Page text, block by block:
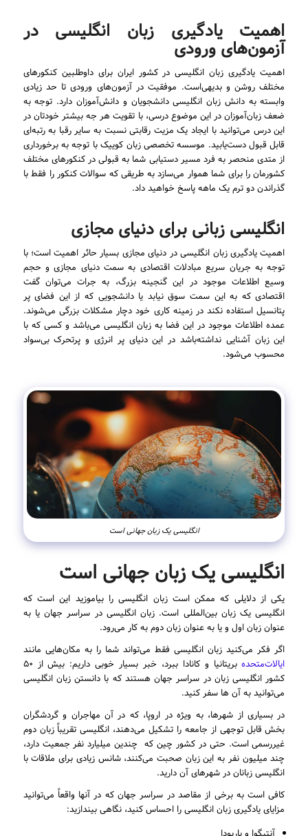
اهمیت یادگیری زبان انگلیسی در
آزمون‌های ورودی
اهمیت یادگیری زبان انگلیسی در کشور ایران برای داوطلبین کنکورهای
مختلف روشن و بدیهی‌است. موفقیت در آزمون‌های ورودی تا حد زیادی
وابسته به دانش زبان انگلیسی دانشجویان و دانش‌آموزان دارد. توجه به
ضعف زبان‌آموزان در این موضوع درسی، با تقویت هر جه بیشتر خودتان در
این درس می‌توانید با ایجاد یک مزیت رقابتی نسبت به سایر رقبا به رتبه‌ای
قابل قبول دست‌یابید. موسسه تخصصی زبان کوییک با توجه به برخورداری
از متدی منحصر به فرد مسیر دستیابی شما به قبولی در کنکورهای مختلف
کشورمان را برای شما هموار می‌سازد به طریقی که سوالات کنکور را فقط با
گذراندن دو ترم یک ماهه پاسخ خواهید‌ داد.
انگلیسی زبانی برای دنیای مجازی
اهمیت یادگیری زبان انگلیسی در دنیای مجازی بسیار حائر اهمیت است؛ با
توجه به جریان سریع مبادلات اقتصادی به سمت دنیای مجازی و حجم
وسیع اطلاعات موجود در این گنجینه بزرگ، به جرات می‌توان گفت
اقتصادی که به این سمت سوق نیابد یا دانشجویی که از این فضای پر
پتانسیل استفاده نکند در زمینه کاری خود دچار مشکلات بزرگی می‌شوند.
عمده اطلاعات موجود در این فضا به زبان انگلیسی می‌باشد و کسی که با
این زبان آشنایی نداشته‌باشد در این دنیای پر انرژی و پرتحرک بی‌سواد
محسوب می‌شود.
انگلیسی یک زبان جهانی است
انگلیسی یک زبان جهانی است
یکی از دلایلی که ممکن است زبان انگلیسی را بیاموزید این است که
انگلیسی یک زبان بین‌المللی است. زبان انگلیسی در سراسر جهان یا به
عنوان زبان اول و یا به عنوان زبان دوم به کار می‌رود.
اگر فکر می‌کنید زبان انگلیسی فقط می‌تواند شما را به مکان‌هایی مانند
ایالات‌متحده
بریتانیا و کانادا ببرد، خبر بسیار خوبی داریم: بیش از ۵۰
کشور انگلیسی زبان در سراسر جهان هستند که با دانستن زبان انگلیسی
می‌توانید به آن ها سفر کنید.
در بسیاری از شهرها، به ویژه در اروپا، که در آن مهاجران و گردشگران
بخش قابل توجهی از جامعه را تشکیل می‌دهند، انگلیسی تقریباً زبان دوم
غیر‌رسمی است. حتی در کشور چین که چندین میلیارد نفر جمعیت دارد،
چند میلیون نفر به این زبان صحبت می‌کنند، شانس زیادی برای ملاقات با
انگلیسی زبانان در شهرهای آن دارید.
کافی است به برخی از مقاصد در سراسر جهان که در آنها واقعاً می‌توانید
مزایای یادگیری زبان انگلیسی را احساس کنید، نگاهی بیندازید: